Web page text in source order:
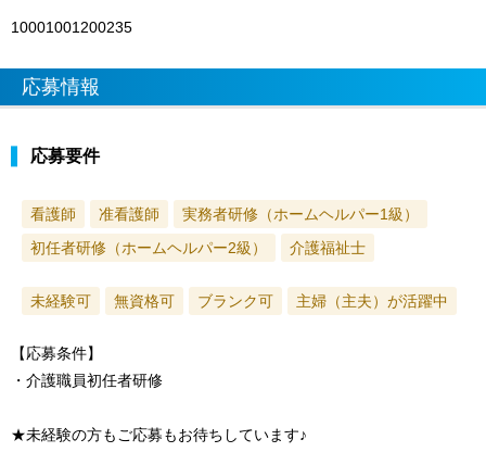
10001001200235
応募情報
応募要件
看護師 准看護師
実務者研修（ホームヘルパー1級）
初任者研修（ホームヘルパー2級）
介護福祉士
未経験可 無資格可 ブランク可 主婦（主夫）が活躍中
【応募条件】
・介護職員初任者研修
★未経験の方もご応募もお待ちしています♪